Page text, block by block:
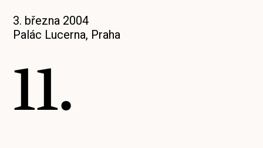
3. března 2004
Palác Lucerna, Praha
11.